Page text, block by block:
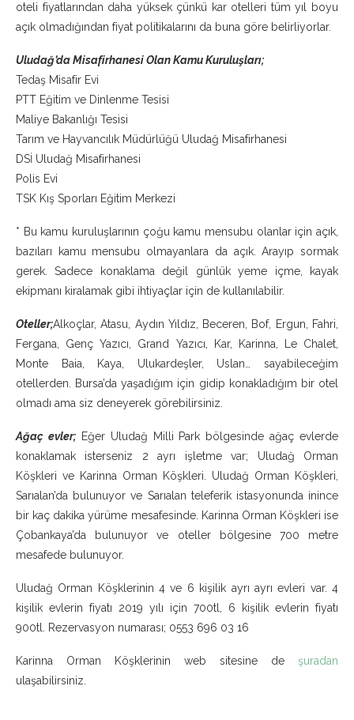
oteli fiyatlarından daha yüksek çünkü kar otelleri tüm yıl boyu
açık olmadığından fiyat politikalarını da buna göre belirliyorlar.
Uludağ’da Misafirhanesi Olan Kamu Kuruluşları;
Tedaş Misafir Evi
PTT Eğitim ve Dinlenme Tesisi
Maliye Bakanlığı Tesisi
Tarım ve Hayvancılık Müdürlüğü Uludağ Misafirhanesi
DSİ Uludağ Misafirhanesi
Polis Evi
TSK Kış Sporları Eğitim Merkezi
* Bu kamu kuruluşlarının çoğu kamu mensubu olanlar için açık,
bazıları kamu mensubu olmayanlara da açık. Arayıp sormak
gerek. Sadece konaklama değil günlük yeme içme, kayak
ekipmanı kiralamak gibi ihtiyaçlar için de kullanılabilir.
Oteller;Alkoçlar, Atasu, Aydın Yıldız, Beceren, Bof, Ergun, Fahri,
Fergana, Genç Yazıcı, Grand Yazıcı, Kar, Karinna, Le Chalet,
Monte Baia, Kaya, Ulukardeşler, Uslan… sayabileceğim
otellerden. Bursa’da yaşadığım için gidip konakladığım bir otel
olmadı ama siz deneyerek görebilirsiniz.
Ağaç evler;Eğer Uludağ Milli Park bölgesinde ağaç evlerde
konaklamak isterseniz 2 ayrı işletme var; Uludağ Orman
Köşkleri ve Karinna Orman Köşkleri. Uludağ Orman Köşkleri,
Sarıalan’da bulunuyor ve Sarıalan teleferik istasyonunda inince
bir kaç dakika yürüme mesafesinde. Karinna Orman Köşkleri ise
Çobankaya’da bulunuyor ve oteller bölgesine 700 metre
mesafede bulunuyor.
Uludağ Orman Köşklerinin 4 ve 6 kişilik ayrı ayrı evleri var. 4
kişilik evlerin fiyatı 2019 yılı için 700tl, 6 kişilik evlerin fiyatı
900tl. Rezervasyon numarası; 0553 696 03 16
Karinna Orman Köşklerinin web sitesine de şuradan
ulaşabilirsiniz.